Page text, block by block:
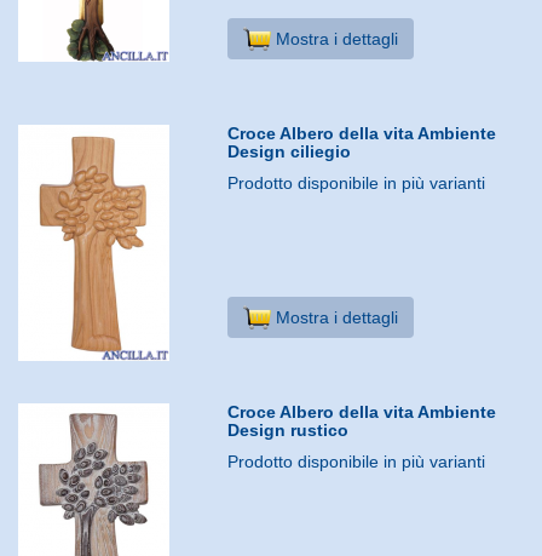
Mostra i dettagli
Croce Albero della vita Ambiente
Design ciliegio
Prodotto disponibile in più varianti
Mostra i dettagli
Croce Albero della vita Ambiente
Design rustico
Prodotto disponibile in più varianti